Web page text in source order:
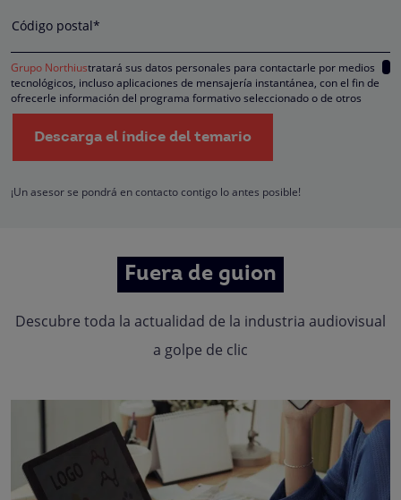
Código postal*
Grupo Northiustratará sus datos personales para contactarle por medios
tecnológicos, incluso aplicaciones de mensajería instantánea, con el fin de
ofrecerle información del programa formativo seleccionado o de otros
directamente relacionados con el interés manifestado y, en su caso, para
tramitar la contratación correspondiente. Compartiremos su solicitud con las
empresas que conforman elGrupo Northius, con el objeto de que estas
hacerle llegar la mejor oferta de productos y servicios de acuerdo a su
oposición, limitación, tal y como se explica en laPolítica de Privacidad
Descarga el índice del temario
¡Un asesor se pondrá en contacto contigo lo antes posible!
Fuera de guion
Descubre toda la actualidad de la industria audiovisual
a golpe de clic